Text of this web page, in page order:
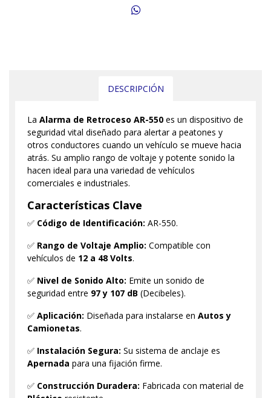
DESCRIPCIÓN
La Alarma de Retroceso AR-550 es un dispositivo de
seguridad vital diseñado para alertar a peatones y
otros conductores cuando un vehículo se mueve hacia
atrás. Su amplio rango de voltaje y potente sonido la
hacen ideal para una variedad de vehículos
comerciales e industriales.
Características Clave
✅ Código de Identificación: AR-550.
✅ Rango de Voltaje Amplio: Compatible con
vehículos de 12 a 48 Volts.
✅ Nivel de Sonido Alto: Emite un sonido de
seguridad entre 97 y 107 dB (Decibeles).
✅ Aplicación: Diseñada para instalarse en Autos y
Camionetas.
✅ Instalación Segura: Su sistema de anclaje es
Apernada para una fijación firme.
✅ Construcción Duradera: Fabricada con material de